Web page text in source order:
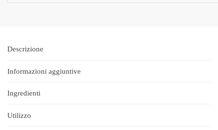
Descrizione
Informazioni aggiuntive
Ingredienti
Utilizzo